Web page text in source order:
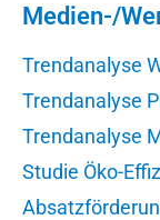
Medien-/
Trendanalyse
Trendanalyse
Trendanalyse
Studie Öko-